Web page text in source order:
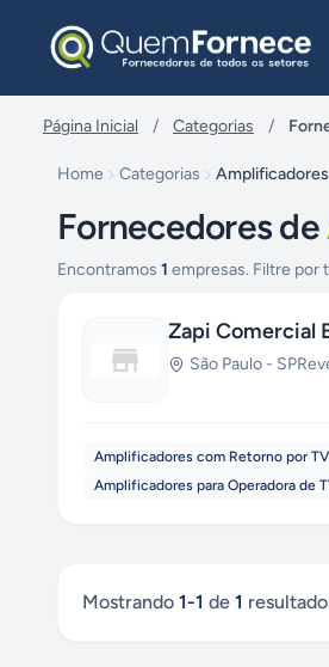
Página Inicial / Categorias /
Home Categorias
Fornecedores de
Encontramos 1 empresas. Filtre por
Zapi Comercial
São Paulo - SP
Amplificadores com Retorno por
Amplificadores para Operadora de
Mostrando 1-1 de 1